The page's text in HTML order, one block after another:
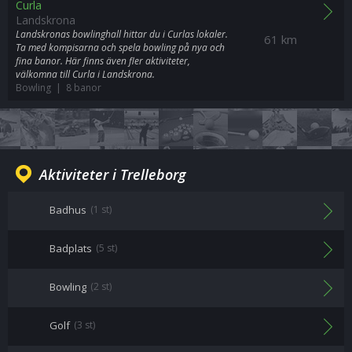
61 km
Curla
Landskrona
Landskronas bowlinghall hittar du i Curlas lokaler.
Ta med kompisarna och spela bowling på nya och
fina banor. Här finns även fler aktiviteter,
välkomna till Curla i Landskrona.
Bowling | 8 banor
Aktiviteter i Trelleborg
Badhus (1 st)
Badplats (5 st)
Bowling (2 st)
Golf (3 st)